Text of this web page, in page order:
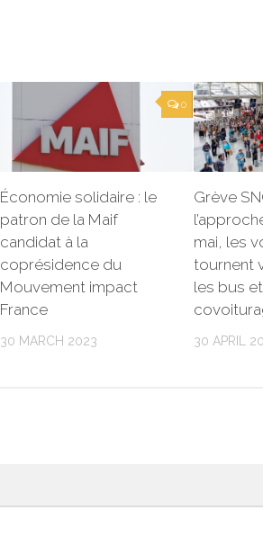
0
Économie solidaire : le
patron de la Maif
candidat à la
coprésidence du
Mouvement impact
France
30 MARCH 2023
Grève
mai, les
tournent
les bus
30 APRIL